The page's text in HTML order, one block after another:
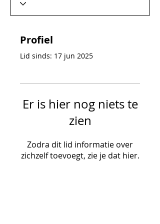
Profiel
Lid sinds: 17 jun 2025
Er is hier nog niets te
zien
Zodra dit lid informatie over
zichzelf toevoegt, zie je dat hier.